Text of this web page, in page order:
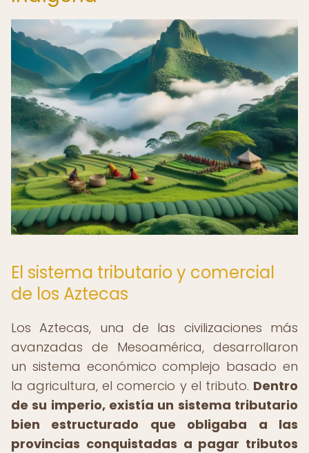
El sistema tributario y comercial
de los Aztecas
Los Aztecas, una de las civilizaciones más
avanzadas de Mesoamérica, desarrollaron
un sistema económico complejo basado en
la agricultura, el comercio y el tributo. Dentro
de su imperio, existía un sistema tributario
bien estructurado que obligaba a las
provincias conquistadas a pagar tributos